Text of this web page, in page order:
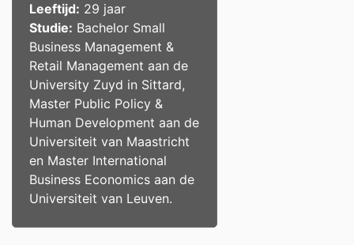
Leeftijd: 29 jaar
Studie: Bachelor Small
Business Management &
Retail Management aan de
University Zuyd in Sittard,
Master Public Policy &
Human Development aan de
Universiteit van Maastricht
en Master International
Business Economics aan de
Universiteit van Leuven.